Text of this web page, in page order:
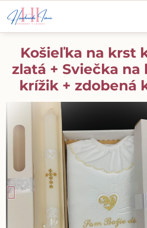
Košieľka na krst
zlatá + Sviečka
krížik + zdobená